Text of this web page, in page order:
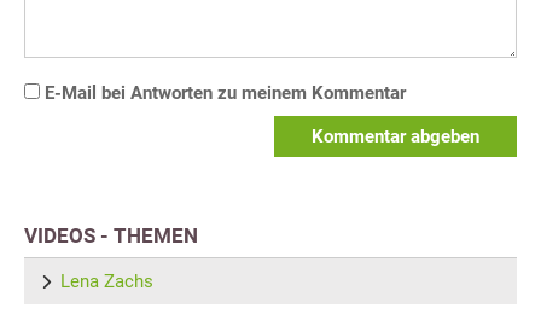
E-Mail bei Antworten zu meinem Kommentar
Kommentar abgeben
VIDEOS - THEMEN
Lena Zachs